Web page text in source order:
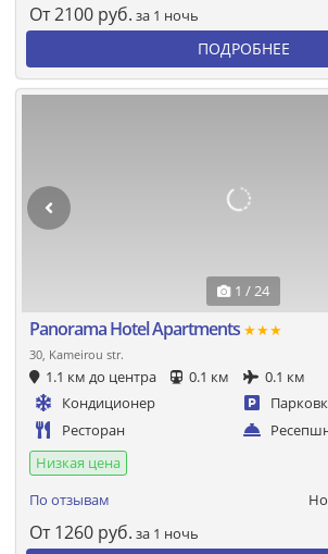
От2100 руб. за 1 ночь
ПОДРОБНЕЕ
1 / 24
Panorama Hotel Apartments ★★★
30, Kameirou str.
1.1 км до центра 0.1 км
0.1 км
Кондиционер
Ресторан
Низкая цена
По отзывам
От 1260 руб. за 1 ночь